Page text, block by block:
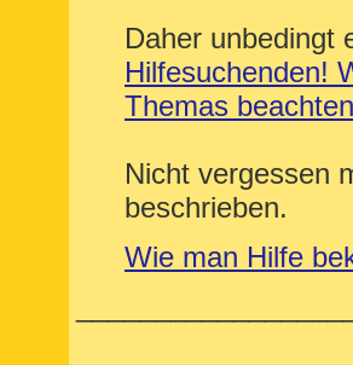
Daher unbedingt
Hilfesuchenden!
Themas
Nicht vergessen
beschrieben.
Wie man Hilfe